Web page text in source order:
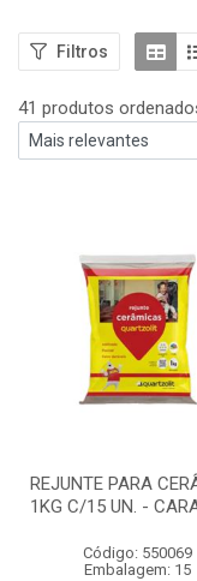
Filtros
41 produtos
REJUNTE PARA
1KG C/15 UN. -
Código: 550069
Embalagem: 15